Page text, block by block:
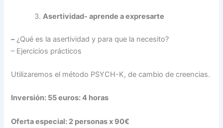
Asertividad- aprende a expresarte
–¿Qué es la asertividad y para que la necesito?
– Ejercicios prácticos
Utilizaremos el método PSYCH-K, de cambio de creencias.
Inversión: 55 euros: 4 horas
Oferta especial: 2 personas x 90€